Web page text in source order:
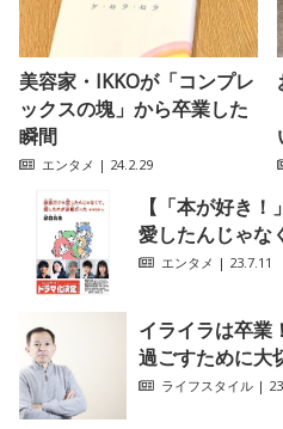
美容家・IKKOが「コンプレ
ックスの塊」から卒業した
瞬間
エンタメ | 24.2.29
【「本が好き
愛したんじゃな
エンタメ | 23.7.11
イライラは卒業
過ごすために大
ライフスタイル |